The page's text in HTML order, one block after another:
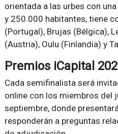
orientada a las urbes con
y 250.000 habitantes, tiene
(Portugal), Brujas (Bélgica),
(Austria), Oulu (Finlandia) y
Premios iCapital
Cada semifinalista será
online con los miembros del
septiembre, donde
responderán a preguntas